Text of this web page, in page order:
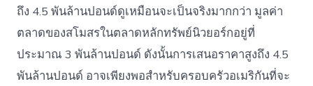
ถึง 4.5 พันล้านปอนด์ดูเหมือนจะเป็นจริงมากกว่า มูลค่า
ตลาดของสโมสรในตลาดหลักทรัพย์นิวยอร์กอยู่ที่
ประมาณ 3 พันล้านปอนด์ ดังนั้นการเสนอราคาสูงถึง 4.5
พันล้านปอนด์ อาจเพียงพอสำหรับครอบครัวอเมริกันที่จะ